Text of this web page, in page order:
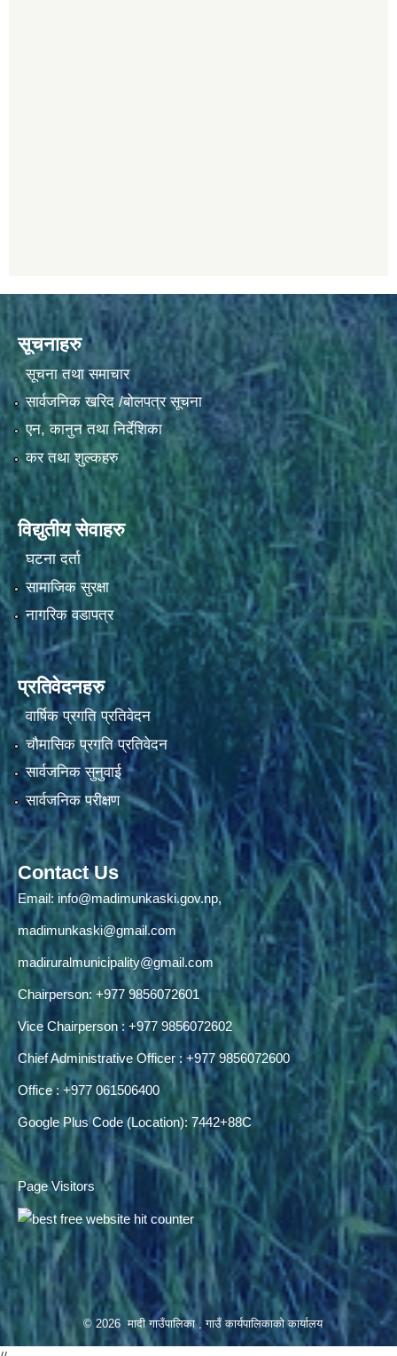
सूचनाहरु
सूचना तथा समाचार
सार्वजनिक खरिद /बोलपत्र सूचना
एन, कानुन तथा निर्देशिका
कर तथा शुल्कहरु
विद्युतीय सेवाहरु
घटना दर्ता
सामाजिक सुरक्षा
नागरिक वडापत्र
प्रतिवेदनहरु
वार्षिक प्रगति प्रतिवेदन
चौमासिक प्रगति प्रतिवेदन
सार्वजनिक सुनुवाई
सार्वजनिक परीक्षण
Contact Us
Email: info@madimunkaski.gov.np,
madimunkaski@gmail.com
madiruralmunicipality@gmail.com
Chairperson: +977 9856072601
Vice Chairperson : +977 9856072602
Chief Administrative Officer : +977 9856072600
Office : +977 061506400
Google Plus Code (Location): 7442+88C
Page Visitors
© 2026 मादी गाउँपालिका , गाउँ कार्यपालिकाको कार्यालय